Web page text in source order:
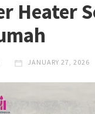
Heater
JANUARY 27, 2026